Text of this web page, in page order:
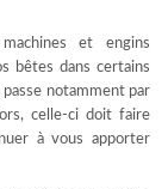
et engins
bêtes dans certains
notamment par
celle-ci doit faire
à vous apporter